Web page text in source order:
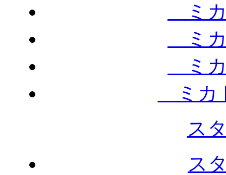
ミカ
ミカ
ミカ
ミカ
ス
ス